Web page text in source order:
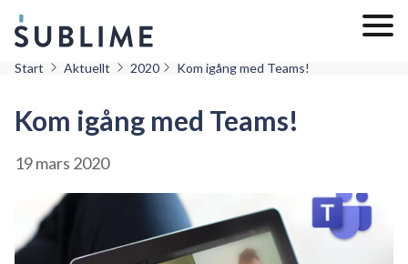
Start Aktuellt 2020 Kom igång med Teams!
Kom igång med Teams!
19 mars 2020